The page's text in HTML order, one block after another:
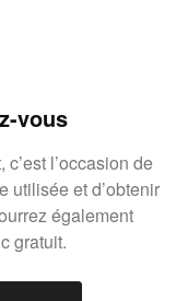
vous
l’occasion de
utilisée et d’obtenir
également
gratuit.